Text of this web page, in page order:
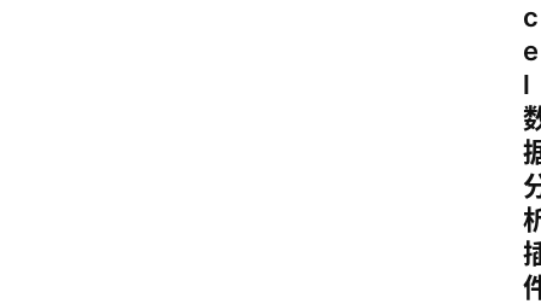
c
e
l